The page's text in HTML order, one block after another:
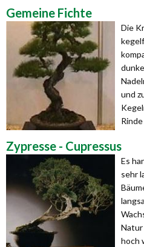
Gemeine Fichte
Die
und
Zypresse - Cupressus
Es
sehr
Natur
hoch